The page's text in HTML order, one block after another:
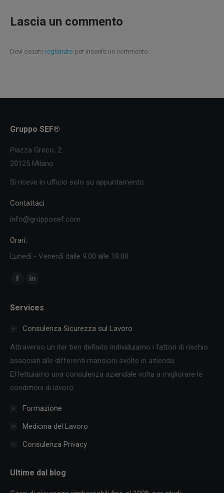
Lascia un commento
Devi essere registrato per inserire un commento.
Gruppo SEF®
Piazza Greco, 2
20125 Milano
Si riceve in ufficio solo su appuntamento
Contattaci
info@grupposef.com
Orari:
Lunedì - Venerdì dalle 9:00 alle 18:00
Ci puoi trovare su:
Facebook
opens
window
opens
window
Services
Consulenza Sicurezza sul Lavoro
Attraverso un iter ben definito individuiamo i fattori di rischio
associati alle differenti mansioni svolte in azienda.
Effettuiamo una consulenza aziendale volta a migliorare le
condizioni di lavoro.
Formazione
Medicina del Lavoro
Consulenza Privacy
Ultime dal blog